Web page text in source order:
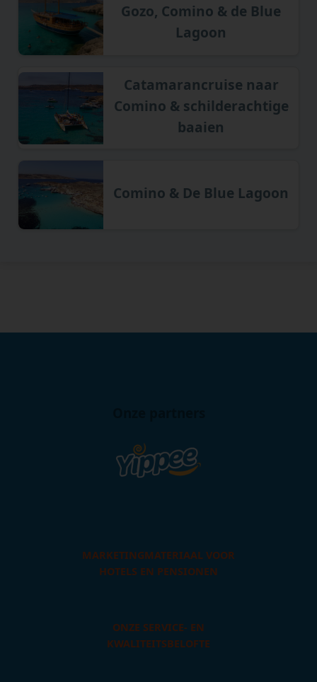
Gozo, Comino & de Blue
Lagoon
Catamarancruise naar
Comino & schilderachtige
baaien
Comino & De Blue Lagoon
MARKETINGMATERIAAL VOOR
HOTELS EN PENSIONEN
ONZE SERVICE- EN
KWALITEITSBELOFTE